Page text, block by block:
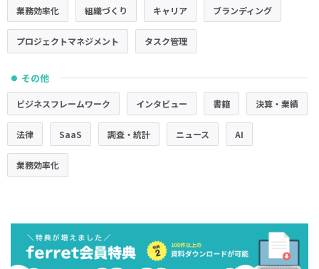
業務効率化 組織づくり キャリア ブランディング
プロジェクトマネジメント タスク管理
● その他
ビジネスフレームワーク インタビュー 書籍 決算・業績
法律 SaaS 調査・統計 ニュース AI
業務効率化